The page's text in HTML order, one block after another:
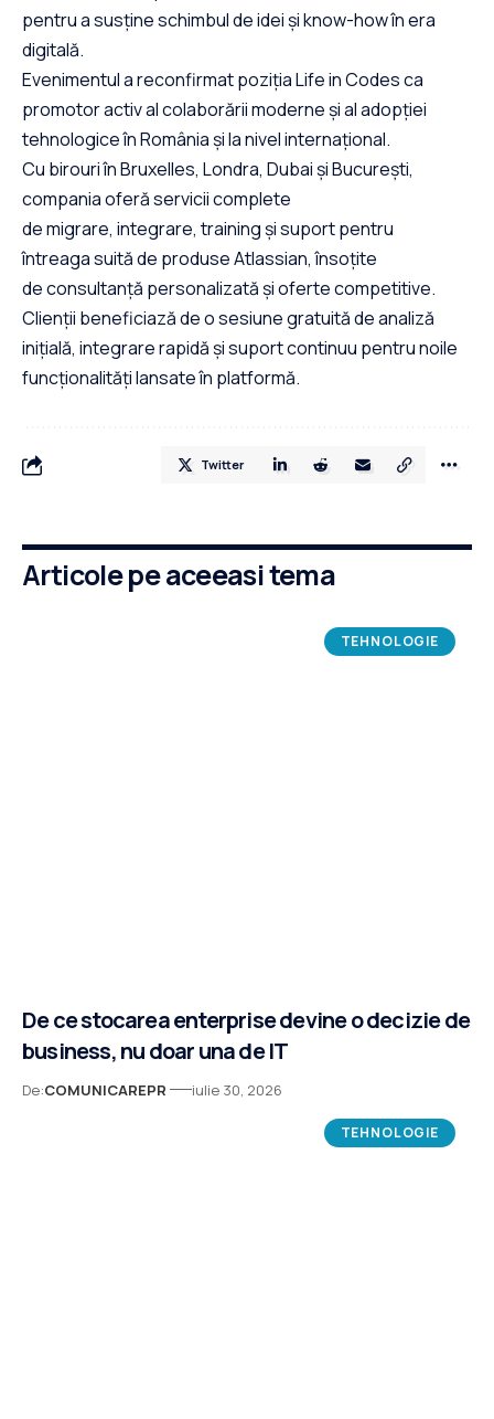
pentru a susține schimbul de idei și know-how în era
digitală.
Evenimentul a reconfirmat poziția Life in Codes ca
promotor activ al colaborării moderne și al adopției
tehnologice în România și la nivel internațional.
Cu birouri în Bruxelles, Londra, Dubai și București,
compania oferă servicii complete
de migrare, integrare, training și suport pentru
întreaga suită de produse Atlassian, însoțite
de consultanță personalizată și oferte competitive.
Clienții beneficiază de o sesiune gratuită de analiză
inițială, integrare rapidă și suport continuu pentru noile
funcționalități lansate în platformă.
Twitter
Articole pe aceeasi tema
TEHNOLOGIE
De ce stocarea enterprise devine o decizie de
business, nu doar una de IT
De:COMUNICAREPR iulie 30, 2026
TEHNOLOGIE